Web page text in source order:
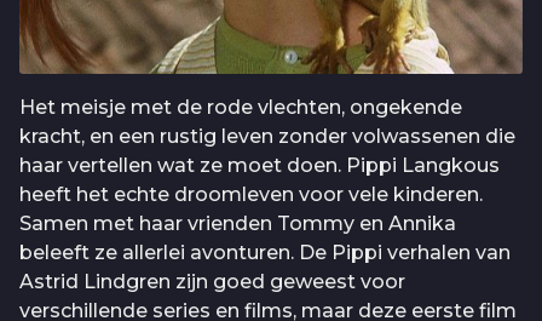
Het meisje met de rode vlechten, ongekende
kracht, en een rustig leven zonder volwassenen die
haar vertellen wat ze moet doen. Pippi Langkous
heeft het echte droomleven voor vele kinderen.
Samen met haar vrienden Tommy en Annika
beleeft ze allerlei avonturen. De Pippi verhalen van
Astrid Lindgren zijn goed geweest voor
verschillende series en films, maar deze eerste film